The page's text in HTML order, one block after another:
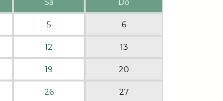
Sa Do
5 6
12 13
19 20
26 27